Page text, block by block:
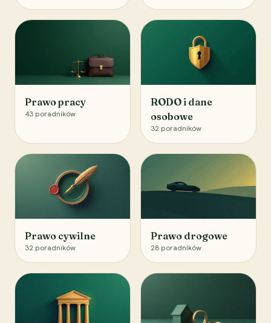
Prawo pracy
43 poradników
RODO i dane
osobowe
32 poradników
Prawo cywilne
32 poradników
Prawo drogowe
28 poradników